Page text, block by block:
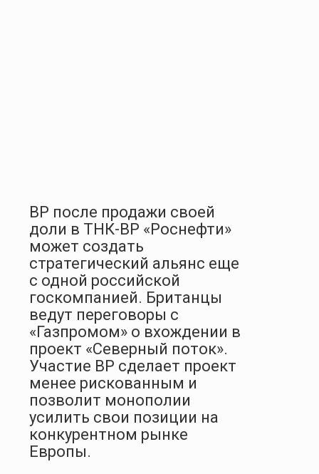
ВР после продажи своей
доли в ТНК-BP «Роснефти»
может создать
стратегический альянс еще
с одной российской
госкомпанией. Британцы
ведут переговоры с
«Газпромом» о вхождении в
проект «Северный поток».
Участие ВР сделает проект
менее рискованным и
позволит монополии
усилить свои позиции на
конкурентном рынке
Европы.